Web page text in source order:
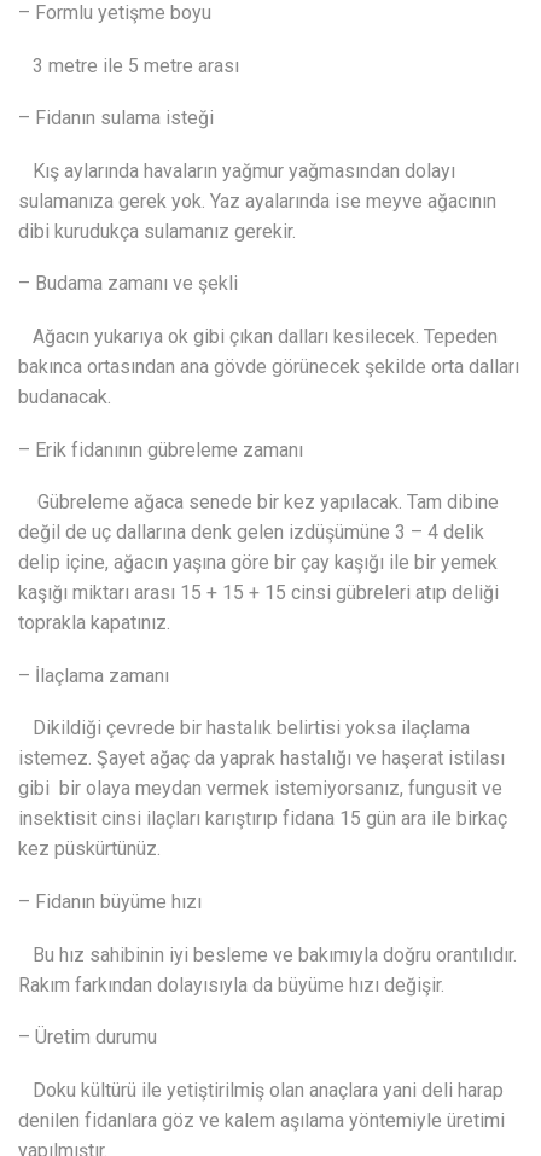
– Formlu yetişme boyu
3 metre ile 5 metre arası
– Fidanın sulama isteği
Kış aylarında havaların yağmur yağmasından dolayı
sulamanıza gerek yok. Yaz ayalarında ise meyve ağacının
dibi kurudukça sulamanız gerekir.
– Budama zamanı ve şekli
Ağacın yukarıya ok gibi çıkan dalları kesilecek. Tepeden
bakınca ortasından ana gövde görünecek şekilde orta dalları
budanacak.
– Erik fidanının gübreleme zamanı
Gübreleme ağaca senede bir kez yapılacak. Tam dibine
değil de uç dallarına denk gelen izdüşümüne 3 – 4 delik
delip içine, ağacın yaşına göre bir çay kaşığı ile bir yemek
kaşığı miktarı arası 15 + 15 + 15 cinsi gübreleri atıp deliği
toprakla kapatınız.
– İlaçlama zamanı
Dikildiği çevrede bir hastalık belirtisi yoksa ilaçlama
istemez. Şayet ağaç da yaprak hastalığı ve haşerat istilası
gibi bir olaya meydan vermek istemiyorsanız, fungusit ve
insektisit cinsi ilaçları karıştırıp fidana 15 gün ara ile birkaç
kez püskürtünüz.
– Fidanın büyüme hızı
Bu hız sahibinin iyi besleme ve bakımıyla doğru orantılıdır.
Rakım farkından dolayısıyla da büyüme hızı değişir.
– Üretim durumu
Doku kültürü ile yetiştirilmiş olan anaçlara yani deli harap
denilen fidanlara göz ve kalem aşılama yöntemiyle üretimi
yapılmıştır.